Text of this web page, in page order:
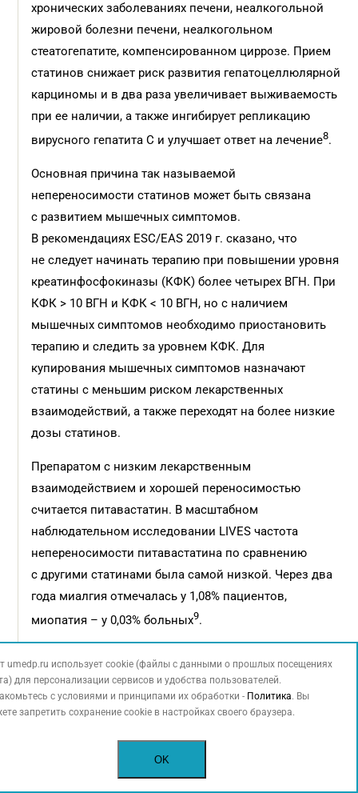
хронических заболеваниях печени, неалкогольной
жировой болезни печени, неалкогольном
стеатогепатите, компенсированном циррозе. Прием
статинов снижает риск развития гепатоцеллюлярной
карциномы и в два раза увеличивает выживаемость
при ее наличии, а также ингибирует репликацию
вирусного гепатита C и улучшает ответ на лечение8.
Основная причина так называемой
непереносимости статинов может быть связана
с развитием мышечных симптомов.
В рекомендациях ESC/EAS 2019 г. сказано, что
не следует начинать терапию при повышении уровня
креатинфосфокиназы (КФК) более четырех ВГН. При
КФК > 10 ВГН и КФК < 10 ВГН, но с наличием
мышечных симптомов необходимо приостановить
терапию и следить за уровнем КФК. Для
купирования мышечных симптомов назначают
статины с меньшим риском лекарственных
взаимодействий, а также переходят на более низкие
дозы статинов.
Препаратом с низким лекарственным
взаимодействием и хорошей переносимостью
считается питавастатин. В масштабном
наблюдательном исследовании LIVES частота
непереносимости питавастатина по сравнению
с другими статинами была самой низкой. Через два
года миалгия отмечалась у 1,08% пациентов,
миопатия – у 0,03% больных9.
эффективности и безопасности двух доз
питавастатина стало практически полное отсутствие
случаев развития рабдомиолиза у пациентов
на интенсивной и малоинтенсивной терапии, редко
регистрировались мышечные жалобы, что
не выходило за рамки подобных жалоб при
umedp.ru использует cookie (файлы с данными о прошлых посещениях
для персонализации сервисов и удобства пользователей.
с условиями и принципами их обработки - Политика. Вы
запретить сохранение cookie в настройках своего браузера.
OK